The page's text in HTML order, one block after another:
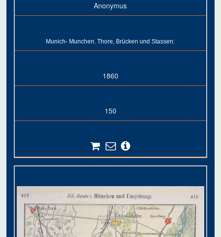
Anonymus
Munich- Munchen. Thore, Brücken und Stassen:
1860
150